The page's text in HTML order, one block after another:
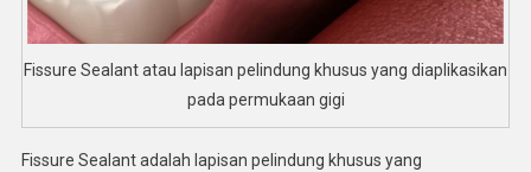
Fissure Sealant atau lapisan pelindung khusus yang diaplikasikan
pada permukaan gigi
Fissure Sealant adalah lapisan pelindung khusus yang